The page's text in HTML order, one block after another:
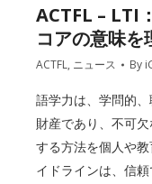
ACTFL – LTI
コアの意味を
ACTFL, ニュース By
語学力は、学問的
財産であり、不可
する方法を個人や
イドラインは、信